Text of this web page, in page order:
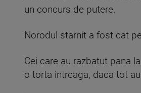
un concurs de putere.
Norodul starnit a fost cat
Cei care au razbatut pana
o torta intreaga, daca tot